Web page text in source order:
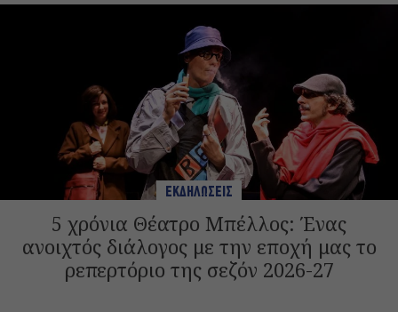
ΕΚΔΗΛΩΣΕΙΣ
5 χρόνια Θέατρο Μπέλλος: Ένας
ανοιχτός διάλογος με την εποχή μας το
ρεπερτόριο της σεζόν 2026-27